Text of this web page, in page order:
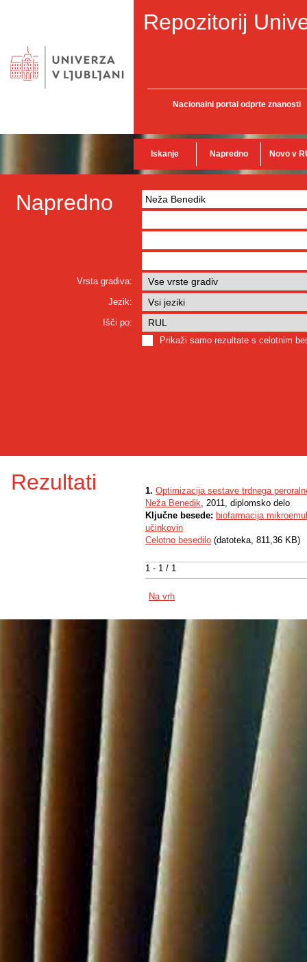
Repozitorij
Nacionalni portal odprte znanosti
Iskanje Napredno Novo v
Napredno
Vrsta gradiva:
Jezik:
Išči po:
Prikaži samo rezultate s celotnim
Rezultati
1 - 1 / 1
1. Optimizacija sestave trdnega
Neža Benedik, 2011, diplomsko delo
Ključne besede: biofarmacija
učinkovin
Celotno besedilo (datoteka, 811,36 KB)
Na vrh